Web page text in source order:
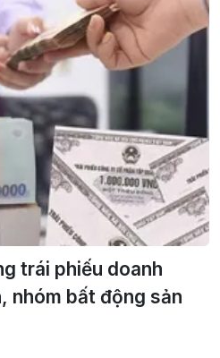
trái phiếu doanh
nhóm bất động sản